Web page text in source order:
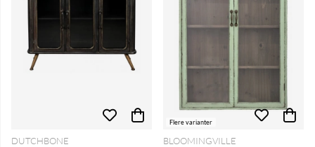
DUTCHBONE
Flere varianter
BLOOMINGVILLE